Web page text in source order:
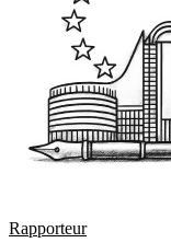
Rapporteur